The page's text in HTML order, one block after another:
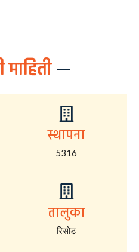
माहिती
स्थापना
5316
तालुका
रिसोड